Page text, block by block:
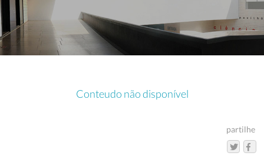
Conteudo não disponível
partilhe